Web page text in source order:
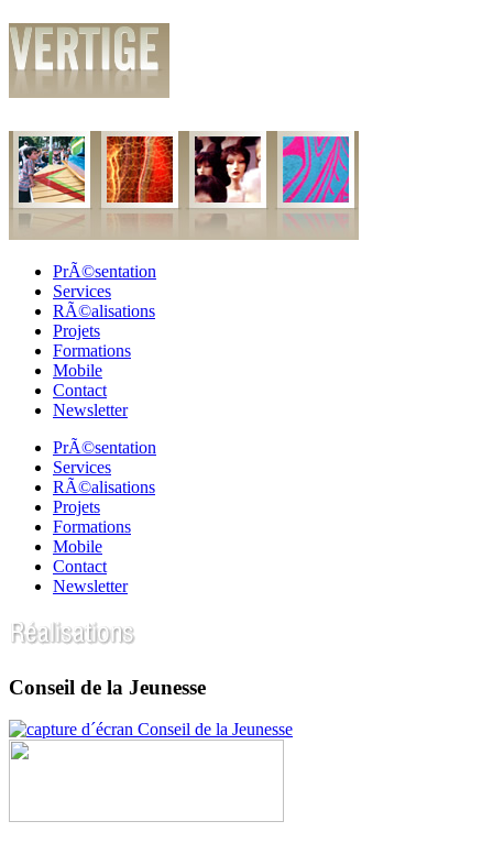
PrÃ©sentation
Services
RÃ©alisations
Projets
Formations
Mobile
Contact
Newsletter
PrÃ©sentation
Services
RÃ©alisations
Projets
Formations
Mobile
Contact
Newsletter
Conseil de la Jeunesse